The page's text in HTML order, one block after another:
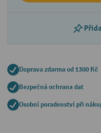
Doprava zdarma od 1300 Kč
Bezpečná ochrana dat
Osobní poradenství při